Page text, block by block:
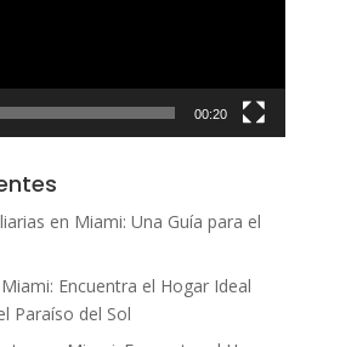
00:20
en Miami: Una Guía para el
Encuentra el Hogar Ideal
Paraíso del Sol